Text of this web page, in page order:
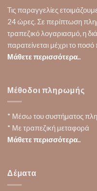
Τις παραγγελίες
24 ώρες. Σε περίπτωση
τραπεζικό λογαριασμό, η
παρατείνεται μέχρι το
Μάθετε περισσότερα..
Μέθοδοι πληρωμής
* Μέσω του συστήματος
* Με τραπεζική μεταφορά
Μάθετε περισσότερα..
Δέματα